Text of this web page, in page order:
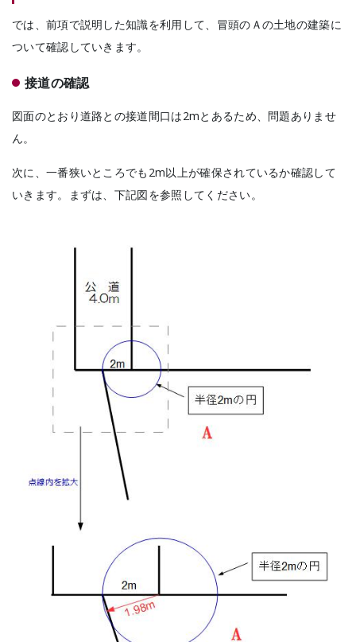
では、前項で説明した知識を利用して、冒頭のＡの土地の建築に
ついて確認していきます。
接道の確認
図面のとおり道路との接道間口は2mとあるため、問題ありませ
ん。
次に、一番狭いところでも2m以上が確保されているか確認して
いきます。まずは、下記図を参照してください。